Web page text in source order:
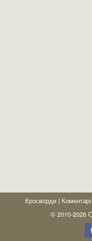
Кросворди | Коментарі
© 2010-2026